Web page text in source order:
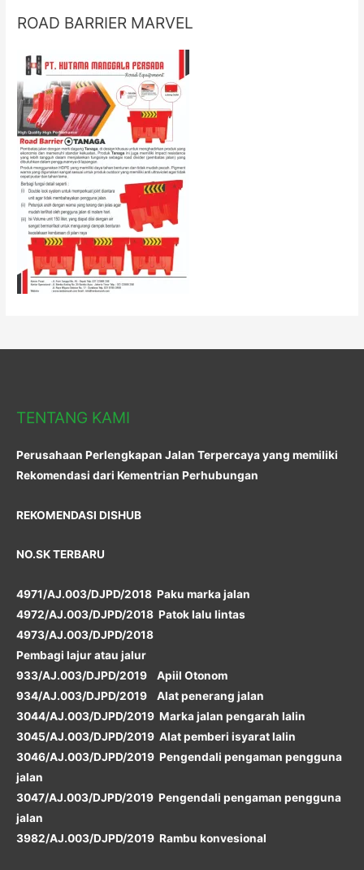
ROAD BARRIER MARVEL
TENTANG KAMI
Perusahaan Perlengkapan Jalan Terpercaya yang memiliki
Rekomendasi dari Kementrian Perhubungan
REKOMENDASI DISHUB
NO.SK TERBARU
4971/AJ.003/DJPD/2018 Paku marka jalan
4972/AJ.003/DJPD/2018 Patok lalu lintas
4973/AJ.003/DJPD/2018
Pembagi lajur atau jalur
933/AJ.003/DJPD/2019 Apiil Otonom
934/AJ.003/DJPD/2019 Alat penerang jalan
3044/AJ.003/DJPD/2019 Marka jalan pengarah lalin
3045/AJ.003/DJPD/2019 Alat pemberi isyarat lalin
3046/AJ.003/DJPD/2019 Pengendali pengaman pengguna
jalan
3047/AJ.003/DJPD/2019 Pengendali pengaman pengguna
jalan
3982/AJ.003/DJPD/2019 Rambu konvesional